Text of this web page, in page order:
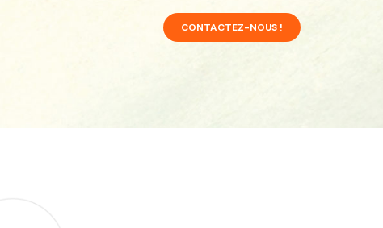
CONTACTEZ-NOUS !